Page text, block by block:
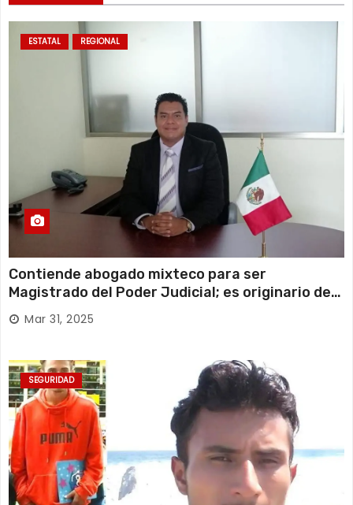
ESTATAL REGIONAL
Contiende abogado mixteco para ser
Magistrado del Poder Judicial; es originario de
Huajuapan de León
Mar 31, 2025
SEGURIDAD